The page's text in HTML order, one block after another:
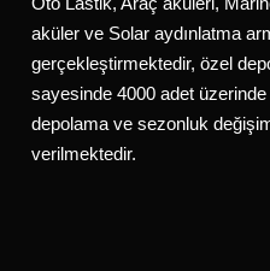
aküler ve Solar aydınlatma
gerçekleştirmektedir, özel
sayesinde 4000 adet
depolama ve sezonluk
verilmektedir.